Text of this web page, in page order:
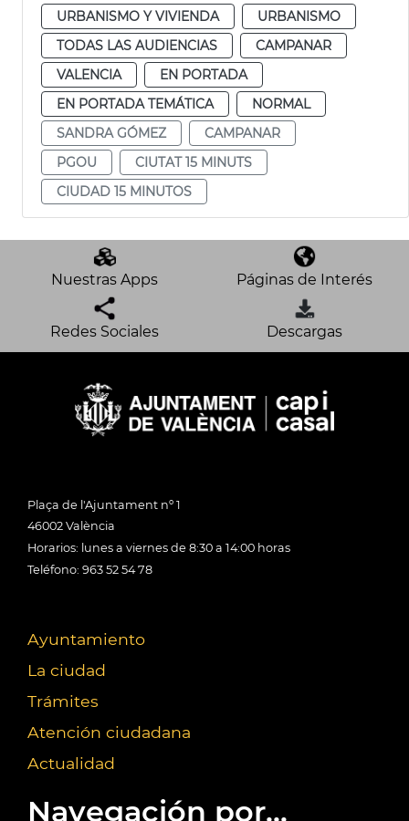
URBANISMO Y VIVIENDA
URBANISMO
TODAS LAS AUDIENCIAS
CAMPANAR
VALENCIA
EN PORTADA
EN PORTADA TEMÁTICA
NORMAL
SANDRA GÓMEZ
CAMPANAR
PGOU
CIUTAT 15 MINUTS
CIUDAD 15 MINUTOS
Nuestras Apps Páginas de Interés
Redes Sociales Descargas
Plaça de l'Ajuntament nº 1
46002 València
Horarios: lunes a viernes de 8:30 a 14:00 horas
Teléfono: 963 52 54 78
Ayuntamiento
La ciudad
Trámites
Atención ciudadana
Actualidad
Navegación por...